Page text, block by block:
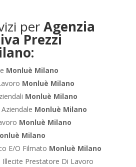
perAgenzia
Prezzi
Monluè Milano
Monluè Milano
Monluè Milano
Monluè Milano
Monluè Milano
Milano
E/O Filmato Monluè Milano
Illecite Prestatore Di Lavoro